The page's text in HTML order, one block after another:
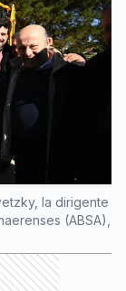
la dirigente
(ABSA),